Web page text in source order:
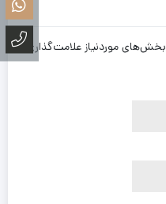
بخش‌های موردنیاز علامت‌گذاری